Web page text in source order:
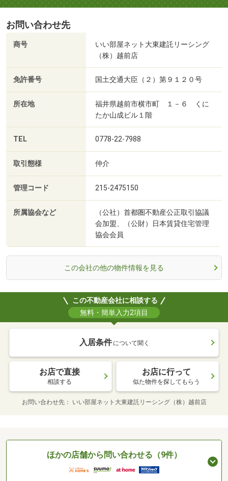
お問い合わせ先
商号
いい部屋ネット大東建託リーシング
（株）越前店
免許番号 国土交通大臣（２）第９１２０号
所在地
福井県越前市横市町 １－６ くに
たか山成ビル１階
TEL 0778-22-7988
取引態様 仲介
管理コード 215-2475150
所属協会など
（公社）首都圏不動産公正取引協議
会加盟、（公財）日本賃貸住宅管理
協会会員
この会社の他の物件情報を見る
この不動産会社に相談する
無料・簡単入力2項目
入居条件 について聞く
お店で直接
相談する
お店に行って
似た物件を探してもらう
お問い合わせ先 いい部屋ネット大東建託リーシング（株）越前店
ほかの店舗から問い合わせる（9件）